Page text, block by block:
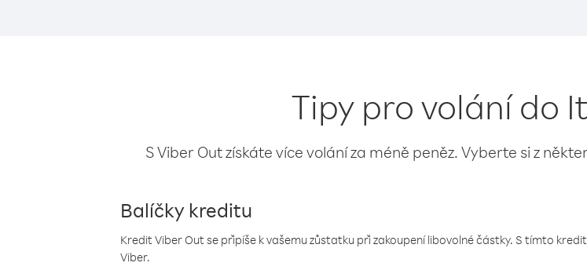
Tipy pro volání do
S Viber Out získáte více volání za méně peněz. Vyberte si z
Balíčky kreditu
Kredit Viber Out se připíše k vašemu zůstatku při zakoupení libovolné částky. S tímto
Viber.